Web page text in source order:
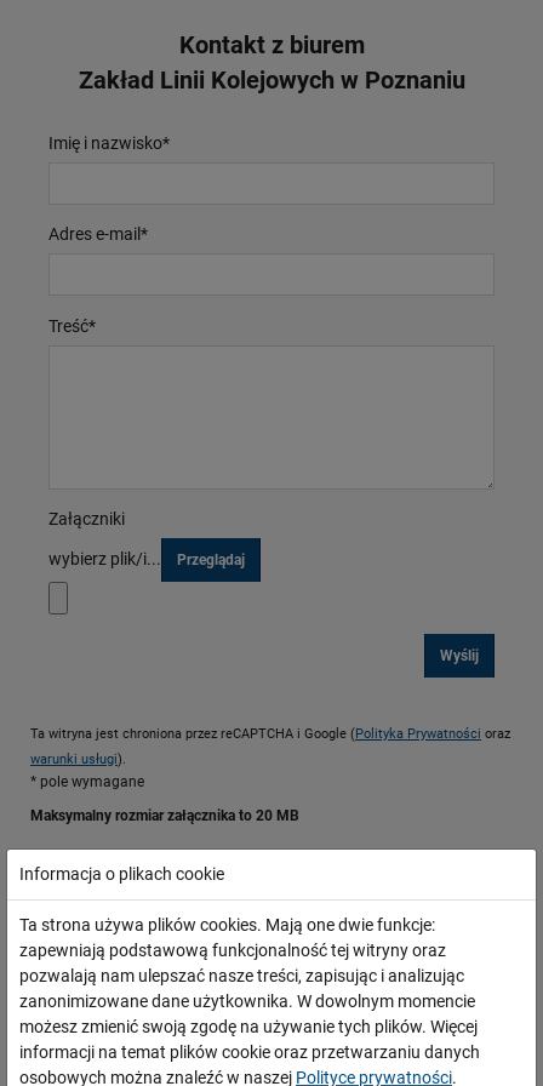
Kontakt z biurem
Zakład Linii Kolejowych w Poznaniu
Imię i nazwisko*
Adres e-mail*
Treść*
Załączniki
wybierz plik/i... Przeglądaj
Wyślij
Ta witryna jest chroniona przez reCAPTCHA i Google (Polityka Prywatności oraz
warunki usługi).
* pole wymagane
Maksymalny rozmiar załącznika to 20 MB
Ochrona Danych Osobowych:
Wybranie przycisku „wyślij” jest równoznaczne z wyrażeniem przeze
mnie zgody na przetwarzanie moich danych osobowych przez PKP
Polskie Linie Kolejowe Spółka Akcyjna z siedzibą pod adresem: 03-734
Warszawa, ul. Targowa 74, zwaną dalej Spółką, w celu otrzymania
odpowiedzi na przesłaną korespondencję.
Zgodnie art. 13 Rozporządzenia Parlamentu Europejskiego i Rady (UE)
2016/679 z dnia 27 kwietnia 2016 r. w sprawie ochrony osób
fizycznych w związku z przetwarzaniem danych osobowych i w
Informacja o plikach cookie
Ta strona używa plików cookies. Mają one dwie funkcje:
zapewniają podstawową funkcjonalność tej witryny oraz
pozwalają nam ulepszać nasze treści, zapisując i analizując
zanonimizowane dane użytkownika. W dowolnym momencie
możesz zmienić swoją zgodę na używanie tych plików. Więcej
informacji na temat plików cookie oraz przetwarzaniu danych
osobowych można znaleźć w naszej Polityce prywatności.